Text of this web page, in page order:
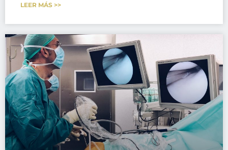
LEER MÁS >>